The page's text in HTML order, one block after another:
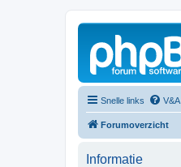
Snelle links V&A
Forumoverzicht
Informatie